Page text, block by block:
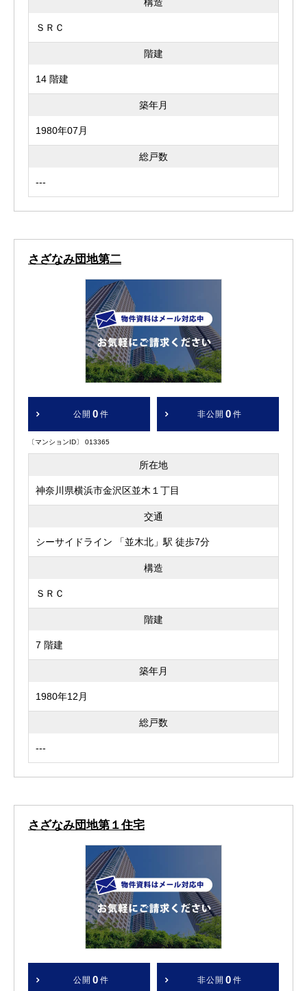
構造
ＳＲＣ
階建
14 階建
築年月
1980年07月
総戸数
---
さざなみ団地第二
公開 0 件 非公開 0 件
〔マンションID〕 013365
所在地
神奈川県横浜市金沢区並木１丁目
交通
シーサイドライン 「並木北」駅 徒歩7分
構造
ＳＲＣ
階建
7 階建
築年月
1980年12月
総戸数
---
さざなみ団地第１住宅
公開 0 件 非公開 0 件